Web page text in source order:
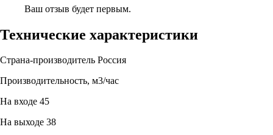
Ваш отзыв будет первым.
Технические характеристики
Страна-производитель Россия
Производительность, м3/час
На входе 45
На выходе 38